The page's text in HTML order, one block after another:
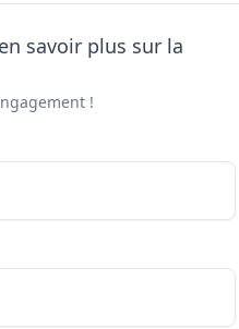
savoir plus sur la
!